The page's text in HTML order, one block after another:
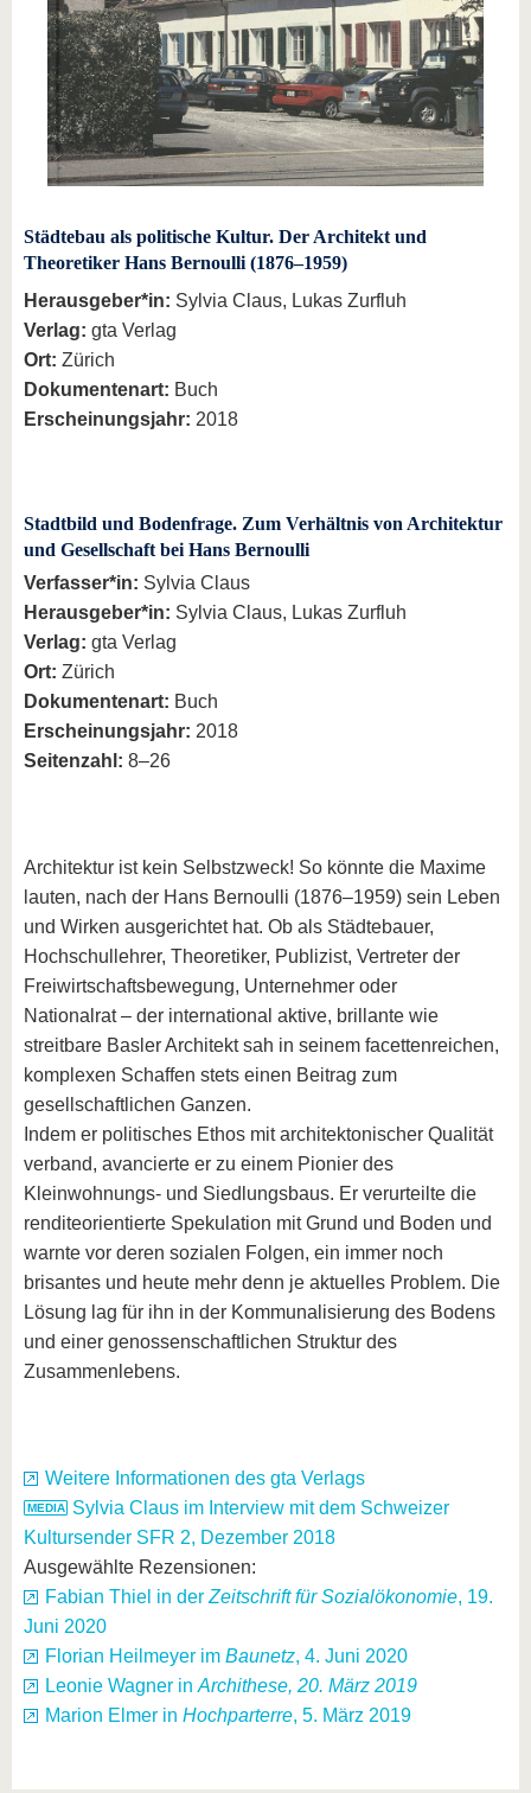
Städtebau als politische Kultur. Der Architekt und
Theoretiker Hans Bernoulli (1876–1959)
Herausgeber*in: Sylvia Claus, Lukas Zurfluh
Verlag: gta Verlag
Ort: Zürich
Dokumentenart: Buch
Erscheinungsjahr: 2018
Stadtbild und Bodenfrage. Zum Verhältnis von Architektur
und Gesellschaft bei Hans Bernoulli
Verfasser*in: Sylvia Claus
Herausgeber*in: Sylvia Claus, Lukas Zurfluh
Verlag: gta Verlag
Ort: Zürich
Dokumentenart: Buch
Erscheinungsjahr: 2018
Seitenzahl: 8–26
Architektur ist kein Selbstzweck! So könnte die Maxime
lauten, nach der Hans Bernoulli (1876–1959) sein Leben
und Wirken ausgerichtet hat. Ob als Städtebauer,
Hochschullehrer, Theoretiker, Publizist, Vertreter der
Freiwirtschaftsbewegung, Unternehmer oder
Nationalrat – der international aktive, brillante wie
streitbare Basler Architekt sah in seinem facettenreichen,
komplexen Schaffen stets einen Beitrag zum
gesellschaftlichen Ganzen.
Indem er politisches Ethos mit architektonischer Qualität
verband, avancierte er zu einem Pionier des
Kleinwohnungs- und Siedlungsbaus. Er verurteilte die
renditeorientierte Spekulation mit Grund und Boden und
warnte vor deren sozialen Folgen, ein immer noch
brisantes und heute mehr denn je aktuelles Problem. Die
Lösung lag für ihn in der Kommunalisierung des Bodens
und einer genossenschaftlichen Struktur des
Zusammenlebens.
Weitere Informationen des gta Verlags
Sylvia Claus im Interview mit dem Schweizer
Kultursender SFR 2, Dezember 2018
Ausgewählte Rezensionen:
Fabian Thiel in der Zeitschrift für Sozialökonomie, 19.
Juni 2020
Florian Heilmeyer im Baunetz, 4. Juni 2020
Leonie Wagner in Archithese, 20. März 2019
Marion Elmer in Hochparterre, 5. März 2019